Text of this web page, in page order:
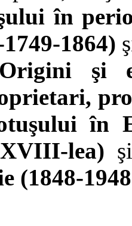
în
1864)
şi
în
lea)
(1848-